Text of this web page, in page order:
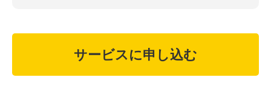
サービスに申し込む